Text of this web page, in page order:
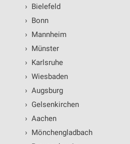
› Bielefeld
› Bonn
› Mannheim
› Münster
› Karlsruhe
› Wiesbaden
› Augsburg
› Gelsenkirchen
› Aachen
› Mönchengladbach